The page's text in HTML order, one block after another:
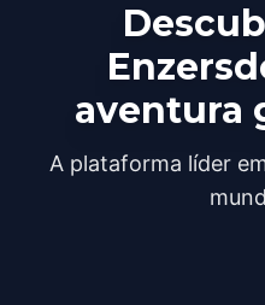
aventura
A plataforma líder